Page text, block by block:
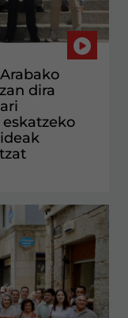
dira